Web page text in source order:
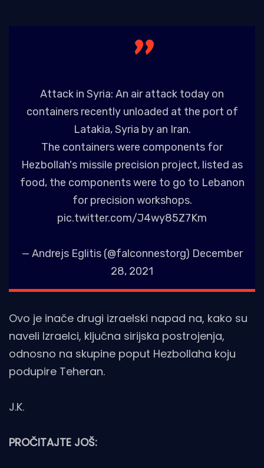
Attack in Syria: An air attack today on
containers recently unloaded at the port of
Latakia, Syria by an Iran.
The containers were components for
Hezbollah's missile precision project, listed as
food, the components were to go to Lebanon
for precision workshops.
pic.twitter.com/J4wy85Z7Km
— Andrejs Eglitis (@falconnestorg) December
28, 2021
Ovo je inače drugi izraelski napad na, kako su
naveli Izraelci, ključna sirijska postrojenja,
odnosno na skupine poput Hezbollaha koju
podupire Teheran.
J.K.
PROČITAJTE JOŠ: